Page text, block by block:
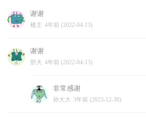
谢谢
楼主 4年前 (2022-04-13)
谢谢
胆大 4年前 (2022-04-13)
非常感谢
孙大大 3年前 (2023-12-30)